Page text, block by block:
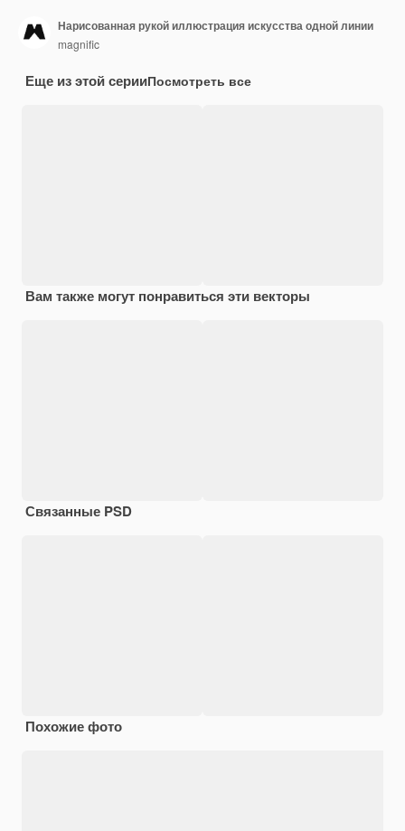
Нарисованная рукой иллюстрация искусства одной линии
magnific
Еще из этой серииПосмотреть все
Вам также могут понравиться эти векторы
Связанные PSD
Похожие фото